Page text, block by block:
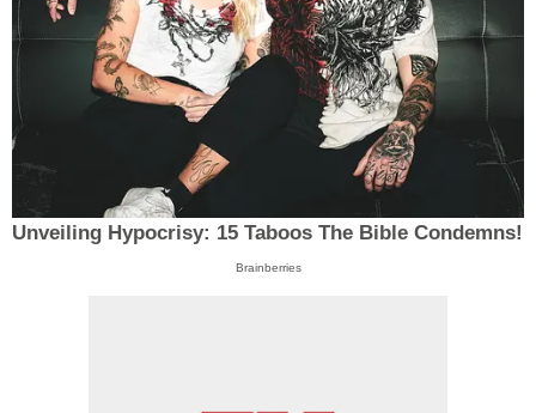
Unveiling Hypocrisy: 15 Taboos The Bible Condemns!
Brainberries